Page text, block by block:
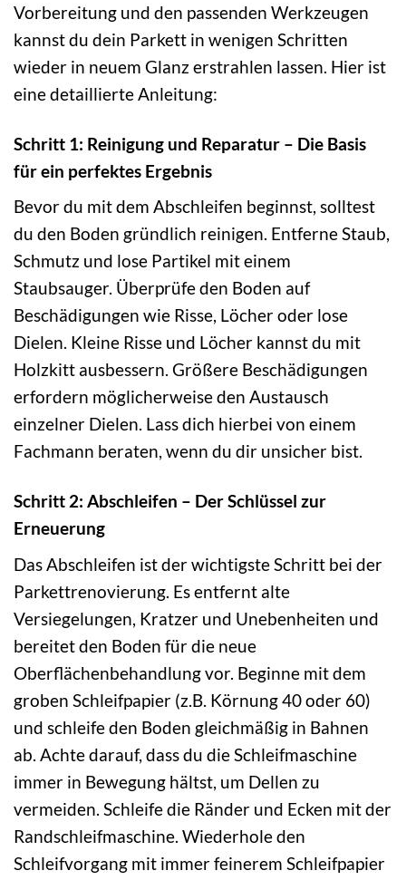
Vorbereitung und den passenden Werkzeugen
kannst du dein Parkett in wenigen Schritten
wieder in neuem Glanz erstrahlen lassen. Hier ist
eine detaillierte Anleitung:
Schritt 1: Reinigung und Reparatur – Die Basis
für ein perfektes Ergebnis
Bevor du mit dem Abschleifen beginnst, solltest
du den Boden gründlich reinigen. Entferne Staub,
Schmutz und lose Partikel mit einem
Staubsauger. Überprüfe den Boden auf
Beschädigungen wie Risse, Löcher oder lose
Dielen. Kleine Risse und Löcher kannst du mit
Holzkitt ausbessern. Größere Beschädigungen
erfordern möglicherweise den Austausch
einzelner Dielen. Lass dich hierbei von einem
Fachmann beraten, wenn du dir unsicher bist.
Schritt 2: Abschleifen – Der Schlüssel zur
Erneuerung
Das Abschleifen ist der wichtigste Schritt bei der
Parkettrenovierung. Es entfernt alte
Versiegelungen, Kratzer und Unebenheiten und
bereitet den Boden für die neue
Oberflächenbehandlung vor. Beginne mit dem
groben Schleifpapier (z.B. Körnung 40 oder 60)
und schleife den Boden gleichmäßig in Bahnen
ab. Achte darauf, dass du die Schleifmaschine
immer in Bewegung hältst, um Dellen zu
vermeiden. Schleife die Ränder und Ecken mit der
Randschleifmaschine. Wiederhole den
Schleifvorgang mit immer feinerem Schleifpapier